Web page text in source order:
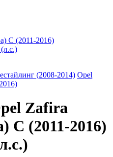
С (2011-2016)
(2008-2014) Opel
Zafira
С (2011-2016)